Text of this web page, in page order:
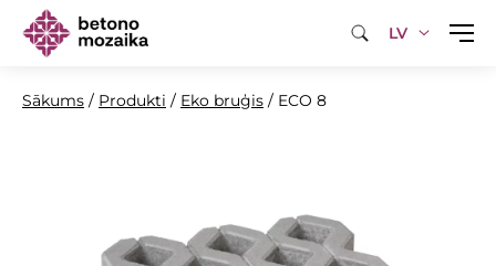
LV
Sākums / Produkti / Eko bruģis / ECO 8